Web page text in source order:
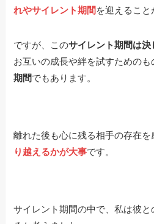
れやサイレント期間 を迎えること
ですが、このサイレント期間は決
お互いの成長や絆を試すためのも
期間でもあります。
離れた後も心に残る相手の存在を
り越えるかが大事です。
サイレント期間の中で、私は彼と